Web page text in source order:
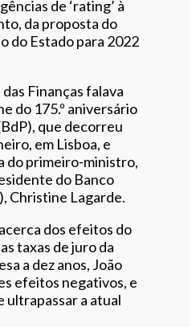
de ‘rating’ à
da proposta do
do Estado para 2022
Finanças falava
do 175.º aniversário
que decorreu
em Lisboa, e
do primeiro-ministro,
do Banco
Christine Lagarde.
dos efeitos do
taxas de juro da
a dez anos, João
efeitos negativos, e
ultrapassar a atual